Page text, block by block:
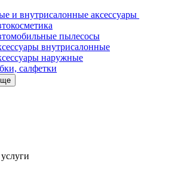
и внутрисалонные аксессуары
пылесосы
внутрисалонные
наружные
салфетки